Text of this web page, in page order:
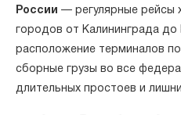
России — регулярные рейсы
городов от Калининграда
расположение терминалов
сборные грузы во все
длительных простоев и